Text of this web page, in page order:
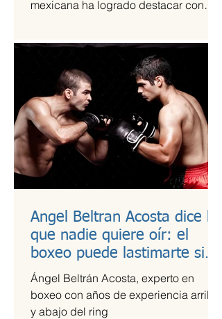
mexicana ha logrado destacar con
marca de burritos norteños creada por
la emprendedora Camila García-
Castells, que combina tradición
culinaria con innovación y conciencia
nutricional.
Angel Beltran Acosta dice lo
que nadie quiere oír: el
boxeo puede lastimarte si
no te cuidas
Ángel Beltrán Acosta, experto en
boxeo con años de experiencia arriba
y abajo del ring